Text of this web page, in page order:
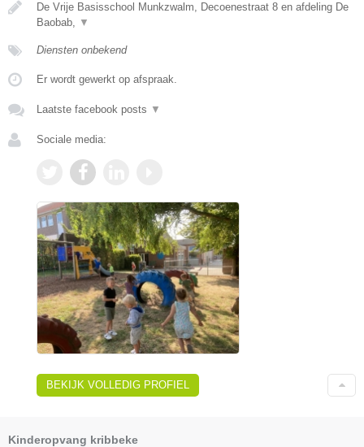
De Vrije Basisschool Munkzwalm, Decoenestraat 8 en afdeling De
Baobab, ▼
Diensten onbekend
Er wordt gewerkt op afspraak.
Laatste facebook posts ▼
Sociale media:
BEKIJK VOLLEDIG PROFIEL
Kinderopvang kribbeke